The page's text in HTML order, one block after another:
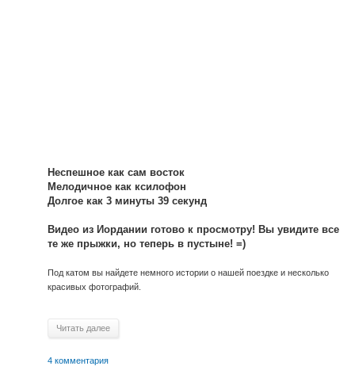
Неспешное как сам восток
Мелодичное как ксилофон
Долгое как 3 минуты 39 секунд
Видео из Иордании готово к просмотру! Вы увидите все
те же прыжки, но теперь в пустыне! =)
Под катом вы найдете немного истории о нашей поездке и несколько
красивых фотографий.
Читать далее
4 комментария